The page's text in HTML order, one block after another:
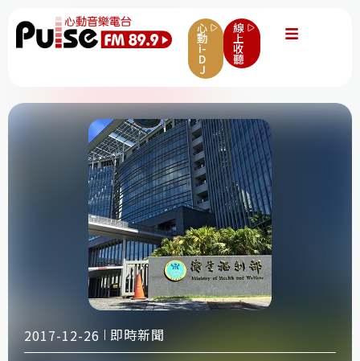
心
動
i-
D
J
線
上
收
聽
2017-12-26 即時新聞